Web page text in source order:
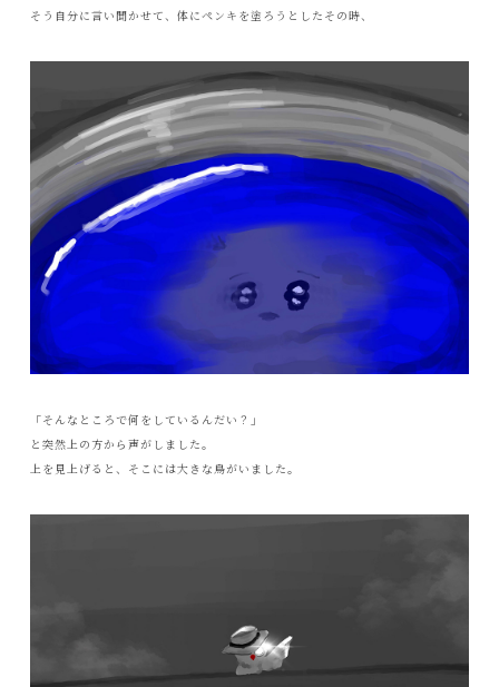
そう自分に言い聞かせて、体にペンキを塗ろうとしたその時、
「そんなところで何をしているんだい？」
と突然上の方から声がしました。
上を見上げると、そこには大きな鳥がいました。